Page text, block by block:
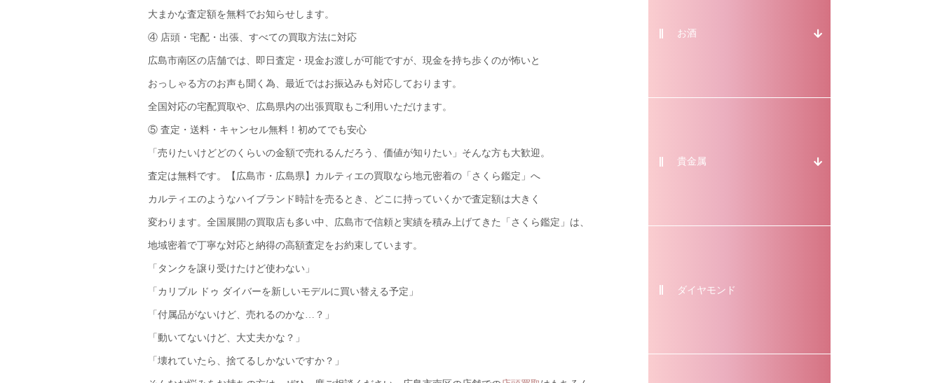
大まかな査定額を無料でお知らせします。
④ 店頭・宅配・出張、すべての買取方法に対応
広島市南区の店舗では、即日査定・現金お渡しが可能ですが、現金を持ち歩くのが怖いと
おっしゃる方のお声も聞く為、最近ではお振込みも対応しております。
全国対応の宅配買取や、広島県内の出張買取もご利用いただけます。
⑤ 査定・送料・キャンセル無料！初めてでも安心
「売りたいけどどのくらいの金額で売れるんだろう、価値が知りたい」そんな方も大歓迎。
査定は無料です。【広島市・広島県】カルティエの買取なら地元密着の「さくら鑑定」へ
カルティエのようなハイブランド時計を売るとき、どこに持っていくかで査定額は大きく
変わります。全国展開の買取店も多い中、広島市で信頼と実績を積み上げてきた「さくら鑑定」は、
地域密着で丁寧な対応と納得の高額査定をお約束しています。
「タンクを譲り受けたけど使わない」
「カリブル ドゥ ダイバーを新しいモデルに買い替える予定」
「付属品がないけど、売れるのかな…？」
「動いてないけど、大丈夫かな？」
「壊れていたら、捨てるしかないですか？」
お酒
貴金属
ダイヤモンド